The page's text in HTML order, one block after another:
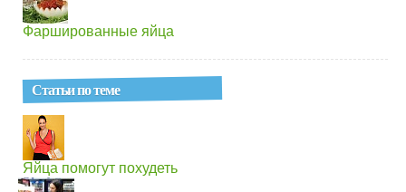
Фаршированные яйца
Статьи по теме
Яйца помогут похудеть